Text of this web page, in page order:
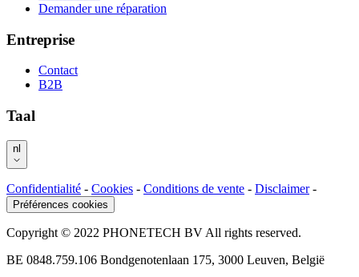
Demander une réparation
Entreprise
Contact
B2B
Taal
nl
Confidentialité - Cookies - Conditions de vente - Disclaimer -
Préférences cookies
Copyright © 2022 PHONETECH BV All rights reserved.
BE 0848.759.106 Bondgenotenlaan 175, 3000 Leuven, België